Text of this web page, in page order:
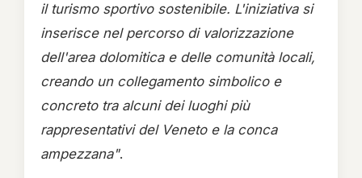
il turismo sportivo sostenibile. L'iniziativa si
inserisce nel percorso di valorizzazione
dell'area dolomitica e delle comunità locali,
creando un collegamento simbolico e
concreto tra alcuni dei luoghi più
rappresentativi del Veneto e la conca
ampezzana".